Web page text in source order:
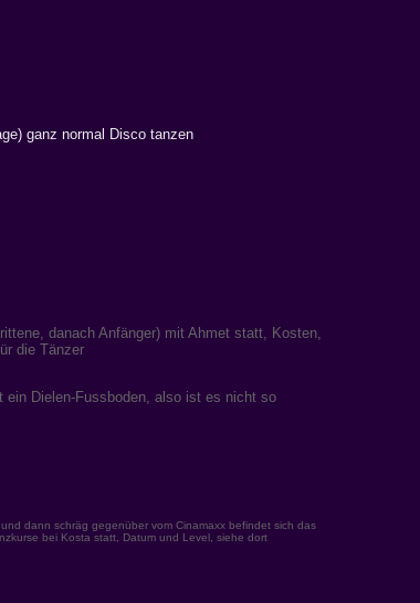
ganz normal Disco tanzen
danach Anfänger) mit Ahmet statt, Kosten,
die Tänzer
Dielen-Fussboden, also ist es nicht so
dann schräg gegenüber vom Cinamaxx befindet sich das
bei Kosta statt, Datum und Level, siehe dort